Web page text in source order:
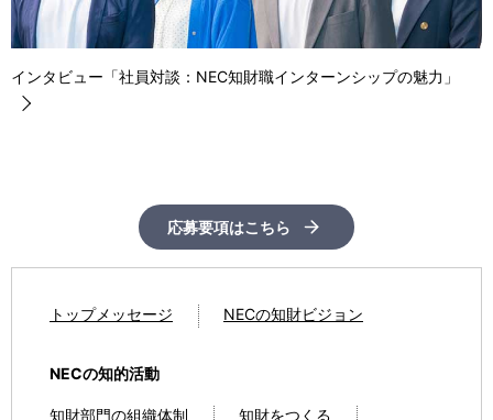
インタビュー「社員対談：NEC知財職インターンシップの魅力」
応募要項はこちら
トップメッセージ NECの知財ビジョン
NECの知的活動
知財部門の組織体制
知財をつくる